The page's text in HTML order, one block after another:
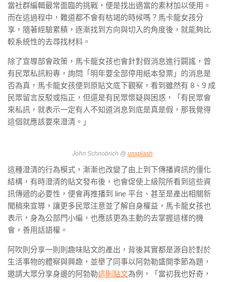
當社群編輯最常面臨的挑戰，便是找出適當的素材加以使用。
而在這過程中，難道都不會有枯竭的時候嗎？馬卡龍女孩分
享，隨著經驗累積，逐漸找到方向與切入的角度後，就能夠比
較系統性的去尋找材料。
除了宣導部會政策，馬卡龍女孩也會針對假消息進行闢謠，曾
有民眾私訊粉專，詢問「明年要全部停用紙本發票」的消息是
否為真，馬卡龍女孩便到原貼文底下觀察，看到雖然有 8、9 成
民眾留言反駁或指正，但還是有民眾懷疑與困惑，「有民眾會
來私訊，就表示一定有人不知道消息到底是真是假，那我覺得
這個就應該要來澄清。」
John Schnobrich @ unsplash
這種澄清的行為模式，漸漸也改變了由上到下傳播資訊的僵化
結構，有時澄清的貼文發布後，也會促使上級院所看到這些資
訊傳遞的必要性，便會再推播到 line 平台、甚至是產出相關新
聞稿來宣導，讓更多民眾注意並了解自身權益，馬卡龍女孩也
表示，身為公部門小編，也應該更為主動的去掌握這樣的機
會，善用話語權。
阿吹則分享一則則趣味貼文的產出，背後其實都是源自於對於
生活事物的體察與興趣，並舉了同事以阿勃勒盛開季節為題，
邀請大眾分享身邊的阿勃勒這則貼文為例，「當初我也好奇，